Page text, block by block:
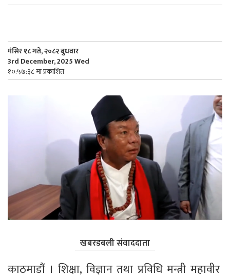
मंसिर १८ गते, २०८२ बुधवार
3rd December, 2025 Wed
१०:५७:३८ मा प्रकाशित
खबरडबली संवाददाता
काठमाडौं । शिक्षा, विज्ञान तथा प्रविधि मन्त्री महावीर